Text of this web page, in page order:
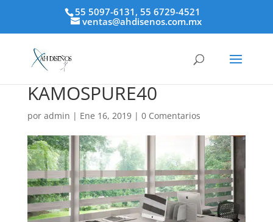
55 5097-6131, 55 6729-4521
ventas@ahdisenos.com.mx
KAMOSPURE40
por admin | Ene 16, 2019| 0 Comentarios